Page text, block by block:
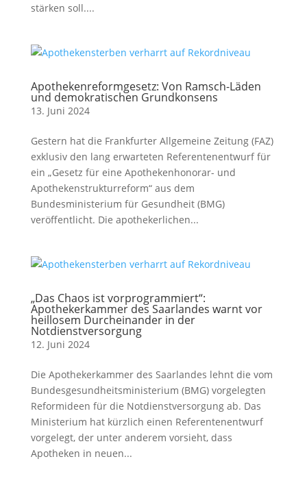
stärken soll....
Apothekenreformgesetz: Von Ramsch-Läden
und demokratischen Grundkonsens
13. Juni 2024
Gestern hat die Frankfurter Allgemeine Zeitung (FAZ)
exklusiv den lang erwarteten Referentenentwurf für
ein „Gesetz für eine Apothekenhonorar- und
Apothekenstrukturreform“ aus dem
Bundesministerium für Gesundheit (BMG)
veröffentlicht. Die apothekerlichen...
„Das Chaos ist vorprogrammiert“:
Apothekerkammer des Saarlandes warnt vor
heillosem Durcheinander in der
Notdienstversorgung
12. Juni 2024
Die Apothekerkammer des Saarlandes lehnt die vom
Bundesgesundheitsministerium (BMG) vorgelegten
Reformideen für die Notdienstversorgung ab. Das
Ministerium hat kürzlich einen Referentenentwurf
vorgelegt, der unter anderem vorsieht, dass
Apotheken in neuen...